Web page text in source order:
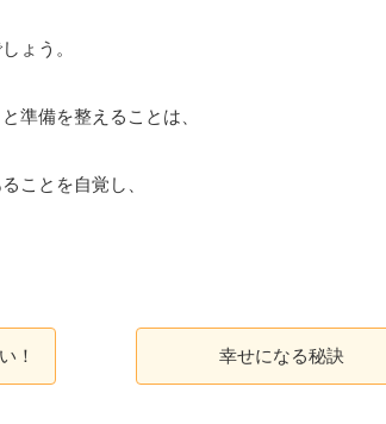
ょう。
準備を整えることは、
ことを自覚し、
！ 幸せになる秘訣